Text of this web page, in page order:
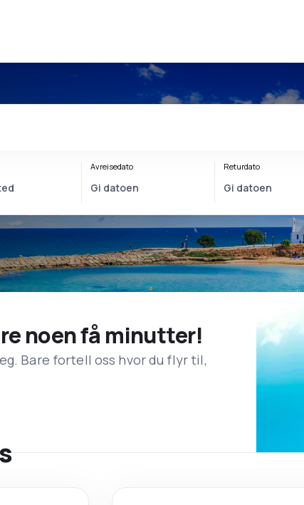
Avreisedato Returdato
noen få minutter!
Bare fortell oss hvor du flyr til,